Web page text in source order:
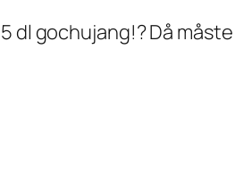
dl gochujang!? Då